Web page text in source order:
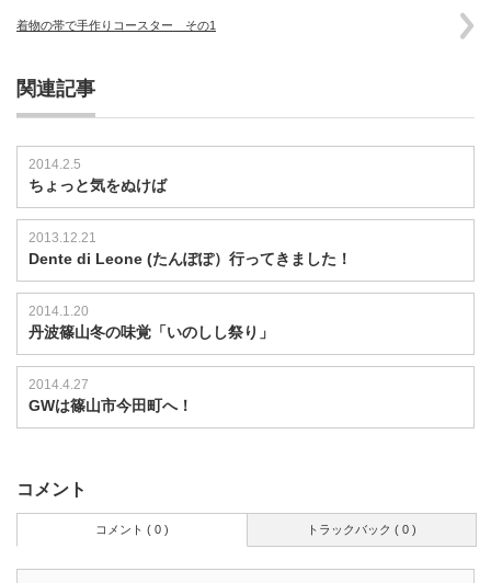
着物の帯で手作りコースター その1
関連記事
2014.2.5
ちょっと気をぬけば
2013.12.21
Dente di Leone (たんぽぽ）行ってきました！
2014.1.20
丹波篠山冬の味覚「いのしし祭り」
2014.4.27
GWは篠山市今田町へ！
コメント
トラックバック ( 0 )
コメント ( 0 )